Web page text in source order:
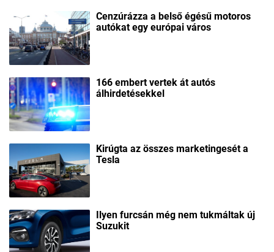
Cenzúrázza a belső égésű motoros
autókat egy európai város
166 embert vertek át autós
álhirdetésekkel
Kirúgta az összes marketingesét a
Tesla
Ilyen furcsán még nem tukmáltak új
Suzukit